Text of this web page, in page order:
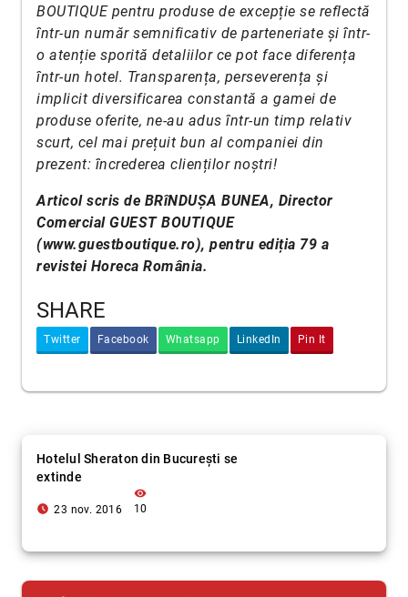
BOUTIQUE pentru produse de excepție se reflectă
într-un număr semnificativ de parteneriate și într-
o atenție sporită detaliilor ce pot face diferența
într-un hotel. Transparența, perseverența și
implicit diversificarea constantă a gamei de
produse oferite, ne-au adus într-un timp relativ
scurt, cel mai prețuit bun al companiei din
prezent: încrederea clienților noștri!
Articol scris de BRîNDUȘA BUNEA, Director
Comercial GUEST BOUTIQUE
(www.guestboutique.ro), pentru ediția 79 a
revistei Horeca România.
SHARE
Twitter Facebook Whatsapp LinkedIn Pin It
Hotelul Sheraton din București se
extinde
access_time_filled 23 nov. 2016
visibility
10